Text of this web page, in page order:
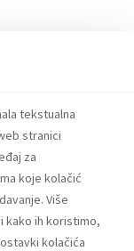
tekstualna
stranici
za
koje kolačić
Više
kako ih koristimo,
kolačića